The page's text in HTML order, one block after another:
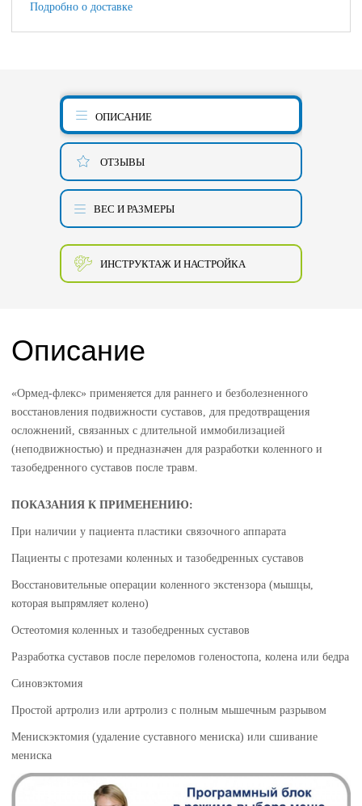
Подробно о доставке
ОПИСАНИЕ
ОТЗЫВЫ
ВЕС И РАЗМЕРЫ
ИНСТРУКТАЖ И НАСТРОЙКА
Описание
«Ормед-флекс» применяется для раннего и безболезненного
восстановления подвижности суставов, для предотвращения
осложнений, связанных с длительной иммобилизацией
(неподвижностью) и предназначен для разработки коленного и
тазобедренного суставов после травм.
ПОКАЗАНИЯ К ПРИМЕНЕНИЮ:
При наличии у пациента пластики связочного аппарата
Пациенты с протезами коленных и тазобедренных суставов
Восстановительные операции коленного экстензора (мышцы,
которая выпрямляет колено)
Остеотомия коленных и тазобедренных суставов
Разработка суставов после переломов голеностопа, колена или бедра
Синовэктомия
Простой артролиз или артролиз с полным мышечным разрывом
Менискэктомия (удаление суставного мениска) или сшивание
мениска